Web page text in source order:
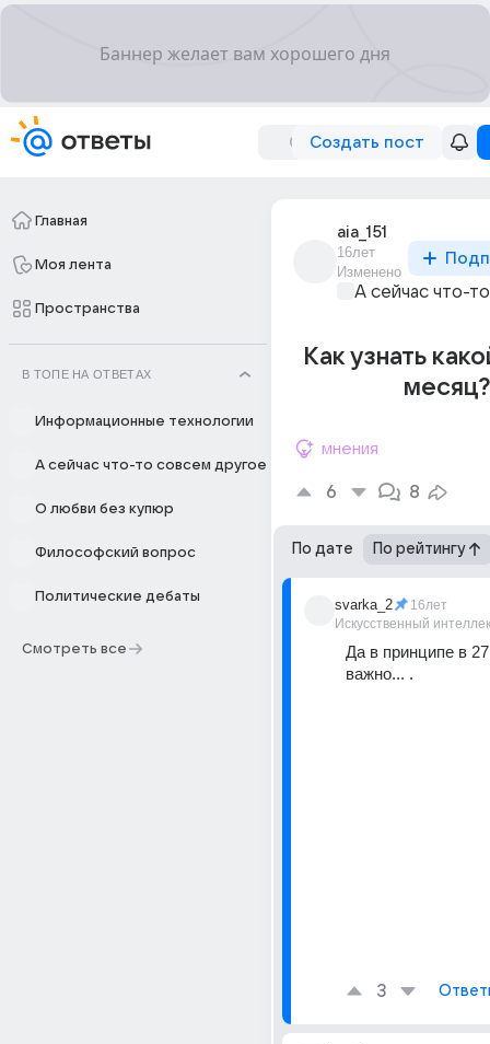
Создать пост
Главная
Моя лента
Пространства
В ТОПЕ НА ОТВЕТАХ
Информационные технологии
А сейчас что-то совсем другое
О любви без купюр
Философский вопрос
Политические дебаты
Смотреть все
aia_151
16лет
Изменено
А сейчас что-
Как узнать
месяц?
мнения
6 8
По дате По рейтингу
svarka_2
Искусственный
16лет
Да в принципе в
важно... .
3